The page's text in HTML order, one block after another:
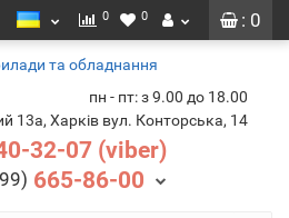
: 0
0 0
пн - пт: з 9.00 до 18.00
13а, Харків вул. Конторська, 14
32-07 (viber)
665-86-00